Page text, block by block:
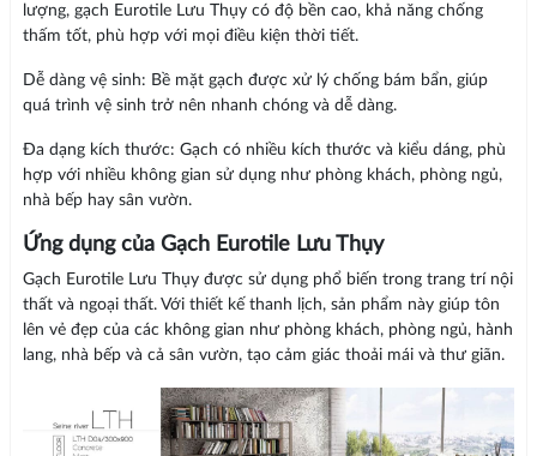
lượng, gạch Eurotile Lưu Thụy có độ bền cao, khả năng chống
thấm tốt, phù hợp với mọi điều kiện thời tiết.
Dễ dàng vệ sinh: Bề mặt gạch được xử lý chống bám bẩn, giúp
quá trình vệ sinh trở nên nhanh chóng và dễ dàng.
Đa dạng kích thước: Gạch có nhiều kích thước và kiểu dáng, phù
hợp với nhiều không gian sử dụng như phòng khách, phòng ngủ,
nhà bếp hay sân vườn.
Ứng dụng của Gạch Eurotile Lưu Thụy
Gạch Eurotile Lưu Thụy được sử dụng phổ biến trong trang trí nội
thất và ngoại thất. Với thiết kế thanh lịch, sản phẩm này giúp tôn
lên vẻ đẹp của các không gian như phòng khách, phòng ngủ, hành
lang, nhà bếp và cả sân vườn, tạo cảm giác thoải mái và thư giãn.